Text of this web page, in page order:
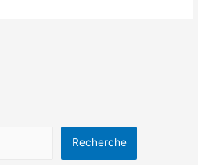
Recherche